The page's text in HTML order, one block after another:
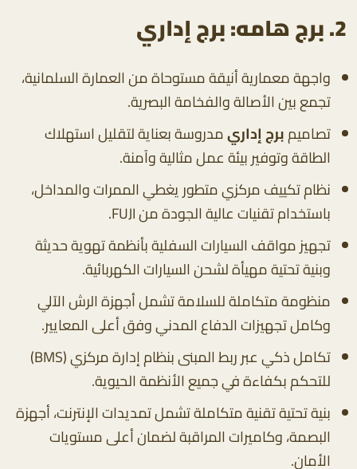
2. برج هامه: برج إداري
واجهة معمارية أنيقة مستوحاة من العمارة السلمانية،
تجمع بين الأصالة والفخامة البصرية.
تصاميمبرج إداريمدروسة بعناية لتقليل استهلاك
الطاقة وتوفير بيئة عمل مثالية وآمنة.
نظام تكييف مركزي متطور يغطي الممرات والمداخل،
باستخدام تقنيات عالية الجودة من FUJI.
تجهيز مواقف السيارات السفلية بأنظمة تهوية حديثة
وبنية تحتية مهيأة لشحن السيارات الكهربائية.
منظومة متكاملة للسلامة تشمل أجهزة الرش الآلي
وكامل تجهيزات الدفاع المدني وفق أعلى المعايير.
تكامل ذكي عبر ربط المبنى بنظام إدارة مركزي (BMS)
للتحكم بكفاءة في جميع الأنظمة الحيوية.
بنية تحتية تقنية متكاملة تشمل تمديدات الإنترنت، أجهزة
البصمة، وكاميرات المراقبة لضمان أعلى مستويات
الأمان.